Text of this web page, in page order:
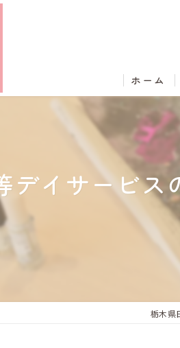
ホーム
デイサービ
栃木県